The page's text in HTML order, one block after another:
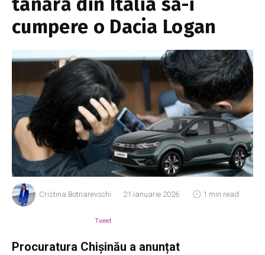
cumpere o Dacia Logan
Cristina Botnarevschi 21 ianuarie 2026 1 min read
Tweet
Procuratura Chișinău a anunțat